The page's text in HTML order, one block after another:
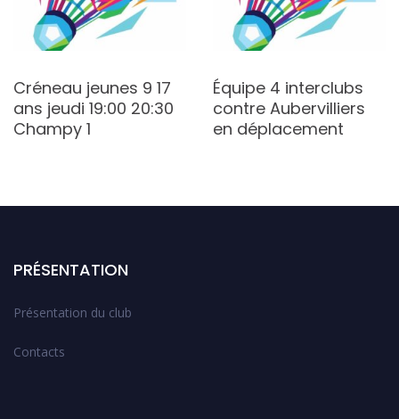
Créneau jeunes 9 17
ans jeudi 19:00 20:30
Champy 1
Équipe 4 interclubs
contre Aubervilliers
en déplacement
PRÉSENTATION
Présentation du club
Contacts